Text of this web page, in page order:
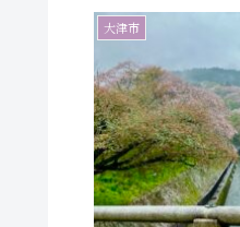
大津市